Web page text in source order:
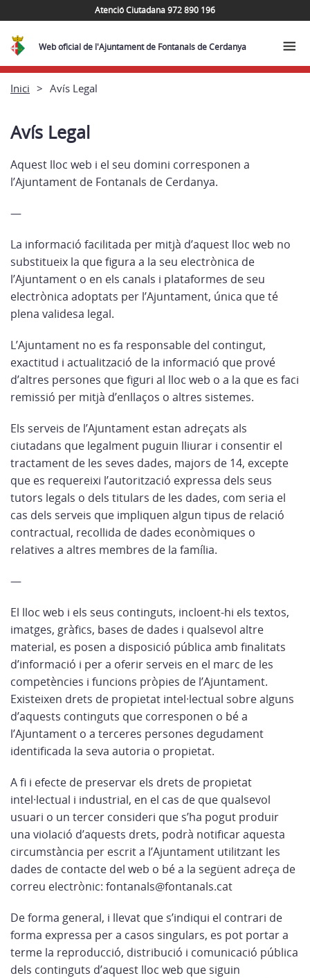
Atenció Ciutadana 972 890 196
Web oficial de l'Ajuntament de Fontanals de Cerdanya
Inici Avís Legal
Avís Legal
Aquest lloc web i el seu domini corresponen a
l’Ajuntament de Fontanals de Cerdanya.
—
La informació facilitada per mitjà d’aquest lloc web no
substitueix la que figura a la seu electrònica de
l’Ajuntament o en els canals i plataformes de seu
electrònica adoptats per l’Ajuntament, única que té
plena validesa legal.
L’Ajuntament no es fa responsable del contingut,
exactitud i actualització de la informació que prové
d’altres persones que figuri al lloc web o a la que es faci
remissió per mitjà d’enllaços o altres sistemes.
Els serveis de l’Ajuntament estan adreçats als
ciutadans que legalment puguin lliurar i consentir el
tractament de les seves dades, majors de 14, excepte
que es requereixi l’autorització expressa dels seus
tutors legals o dels titulars de les dades, com seria el
cas dels serveis que impliquen algun tipus de relació
contractual, recollida de dades econòmiques o
relatives a altres membres de la família.
—
El lloc web i els seus continguts, incloent-hi els textos,
imatges, gràfics, bases de dades i qualsevol altre
material, es posen a disposició pública amb finalitats
d’informació i per a oferir serveis en el marc de les
competències i funcions pròpies de l’Ajuntament.
Existeixen drets de propietat intel·lectual sobre alguns
d’aquests continguts que corresponen o bé a
l’Ajuntament o a terceres persones degudament
identificada la seva autoria o propietat.
A fi i efecte de preservar els drets de propietat
intel·lectual i industrial, en el cas de que qualsevol
usuari o un tercer consideri que s’ha pogut produir
una violació d’aquests drets, podrà notificar aquesta
circumstància per escrit a l’Ajuntament utilitzant les
dades de contacte del web o bé a la següent adreça de
correu electrònic: fontanals@fontanals.cat
De forma general, i llevat que s’indiqui el contrari de
forma expressa per a casos singulars, es pot portar a
terme la reproducció, distribució i comunicació pública
dels continguts d’aquest lloc web que siguin